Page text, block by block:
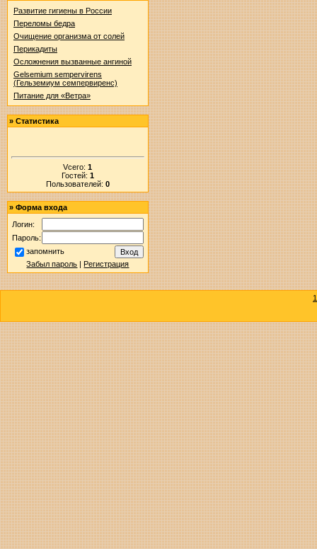
Развитие гигиены в России
Переломы бедра
Очищение организма от солей
Перикадиты
Осложнения вызванные ангиной
Gelsemium sempervirens
(Гельземиум семпервиренс)
Питание для «Ветра»
» Статистика
Vсего:1
Гостей: 1
Пользователей: 0
» Форма входа
Логин:
Пароль:
запомнить
Забыл пароль |Регистрация